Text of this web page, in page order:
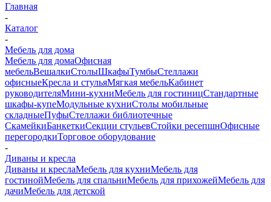
Главная
-
Каталог
-
Мебель для дома
Мебель для домаОфисная
мебельВешалкиСтолыШкафыТумбыСтеллажи
офисныеКресла и стульяМягкая мебельКабинет
руководителяМини-кухниМебель для гостиницСтандартные
шкафы-купеМодульные кухниСтолы мобильные
складныеПуфыСтеллажи библиотечные
СкамейкиБанкеткиСекции стульевСтойки ресепшнОфисные
перегородкиТорговое оборудование
-
Диваны и кресла
Диваны и креслаМебель для кухниМебель для
гостинойМебель для спальниМебель для прихожейМебель для
дачиМебель для детской